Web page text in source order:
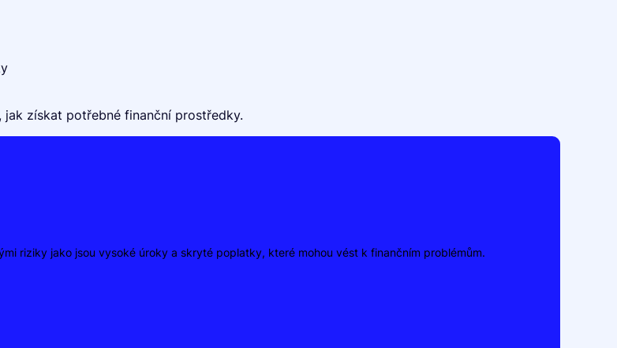
získat potřebné finanční prostředky.
riziky jako jsou vysoké úroky a skryté poplatky, které mohou vést k finančním problémům.